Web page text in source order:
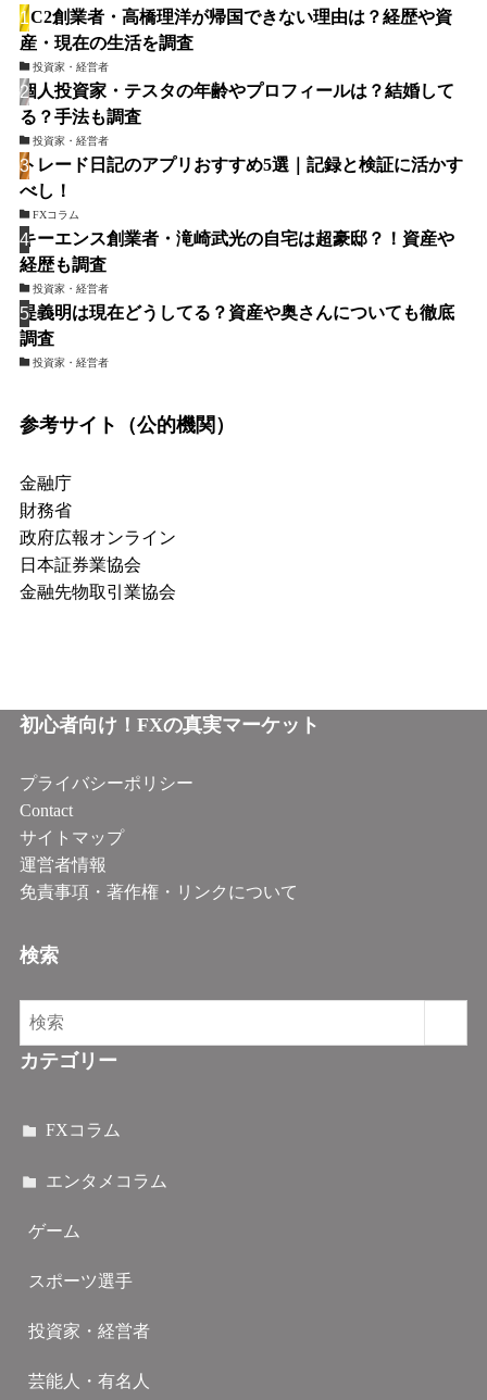
FC2創業者・高橋理洋が帰国できない理由は？経歴や資
産・現在の生活を調査
投資家・経営者
個人投資家・テスタの年齢やプロフィールは？結婚して
る？手法も調査
投資家・経営者
トレード日記のアプリおすすめ5選｜記録と検証に活かす
べし！
FXコラム
キーエンス創業者・滝崎武光の自宅は超豪邸？！資産や
経歴も調査
投資家・経営者
堤義明は現在どうしてる？資産や奥さんについても徹底
調査
投資家・経営者
参考サイト（公的機関）
金融庁
財務省
政府広報オンライン
日本証券業協会
金融先物取引業協会
初心者向け！FXの真実マーケット
プライバシーポリシー
Contact
サイトマップ
運営者情報
免責事項・著作権・リンクについて
検索
カテゴリー
FXコラム
エンタメコラム
ゲーム
スポーツ選手
投資家・経営者
芸能人・有名人